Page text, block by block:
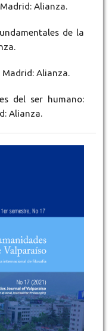
Alianza.
de la
Alianza.
del ser humano:
Alianza.